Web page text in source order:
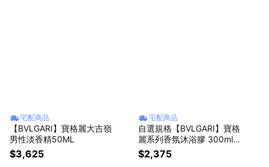
宅配商品
【BVLGARI】寶格麗大吉嶺
男性淡香精50ML
$3,625
宅配商品
自選規格【BVLGARI】寶格
麗系列香氛沐浴膠 300ml
(大吉嶺香氛沐浴膠 300ml/
白茶中性香氛沐浴膠300m
$2,375